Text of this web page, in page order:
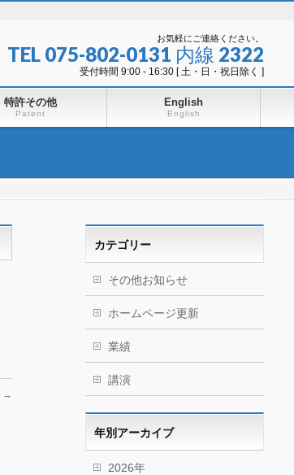
お気軽にご連絡ください。
TEL 075-802-0131 内線 2322
受付時間 9:00 - 16:30 [ 土・日・祝日除く ]
特許その他
Patent
English
English
→
カテゴリー
その他お知らせ
ホームページ更新
業績
講演
年別アーカイブ
2026年